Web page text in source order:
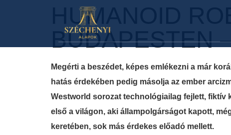
HUMANOID
BUDAPESTEN
Megérti a beszédet, képes emlékezni a már
hatás érdekében pedig másolja az ember
Westworld sorozat technológiailag fejlett, fiktív
első a világon, aki állampolgárságot kapott,
keretében, sok más érdekes előadó mellett.